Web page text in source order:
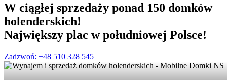
W ciągłej sprzedaży ponad 150 domków
holenderskich!
Największy plac w południowej Polsce!
Zadzwoń: +48 510 328 545